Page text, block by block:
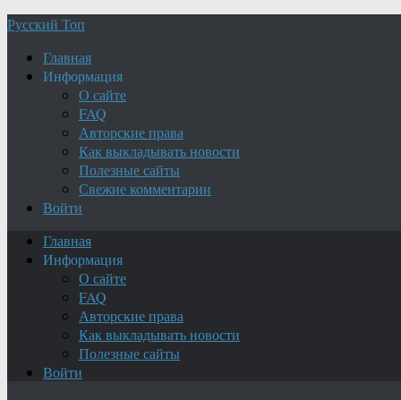
Русский Топ
Главная
Информация
О сайте
FAQ
Авторские права
Как выкладывать новости
Полезные сайты
Свежие комментарии
Войти
Главная
Информация
О сайте
FAQ
Авторские права
Как выкладывать новости
Полезные сайты
Войти